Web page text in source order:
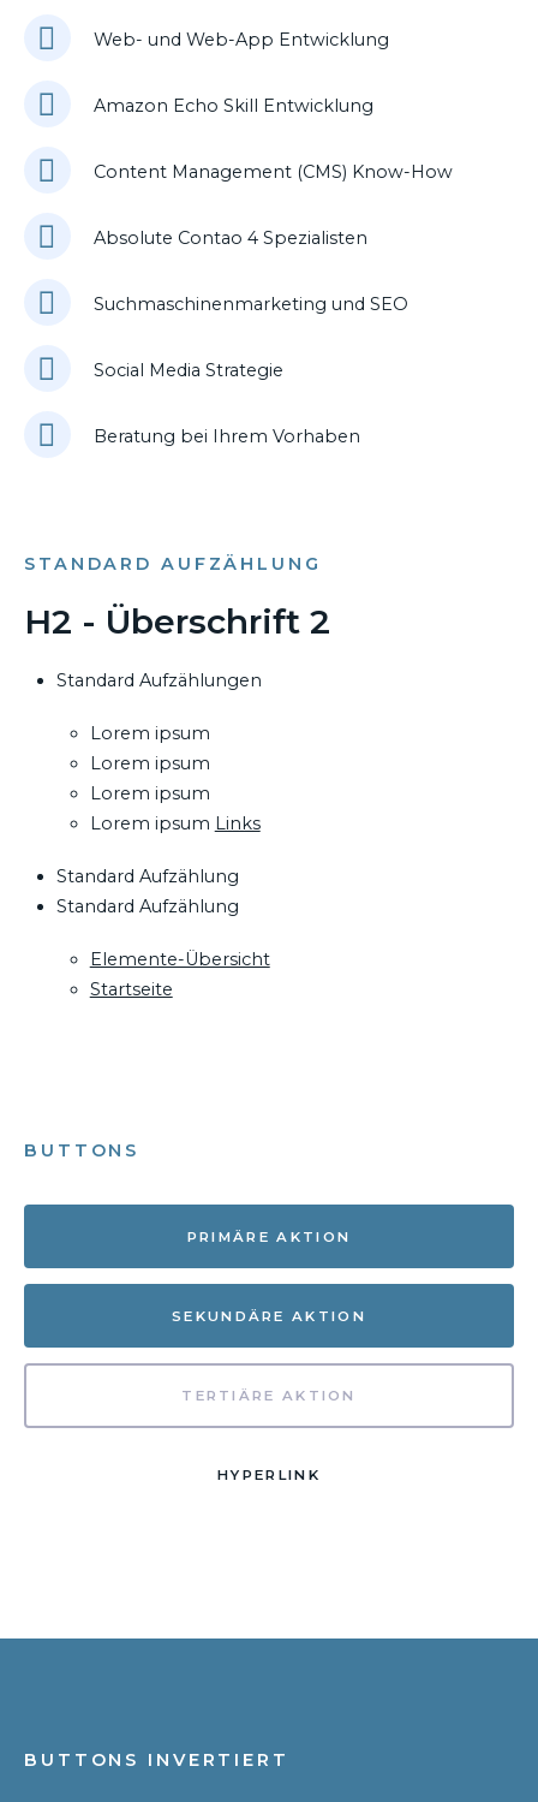
Web- und Web-App Entwicklung
Amazon Echo Skill Entwicklung
Content Management (CMS) Know-How
Absolute Contao 4 Spezialisten
Suchmaschinenmarketing und SEO
Social Media Strategie
Beratung bei Ihrem Vorhaben
STANDARD AUFZÄHLUNG
H2 - Überschrift 2
Standard Aufzählungen
Lorem ipsum
Lorem ipsum
Lorem ipsum
Lorem ipsum Links
Standard Aufzählung
Standard Aufzählung
Elemente-Übersicht
Startseite
BUTTONS
PRIMÄRE AKTION
SEKUNDÄRE AKTION
TERTIÄRE AKTION
HYPERLINK
BUTTONS INVERTIERT